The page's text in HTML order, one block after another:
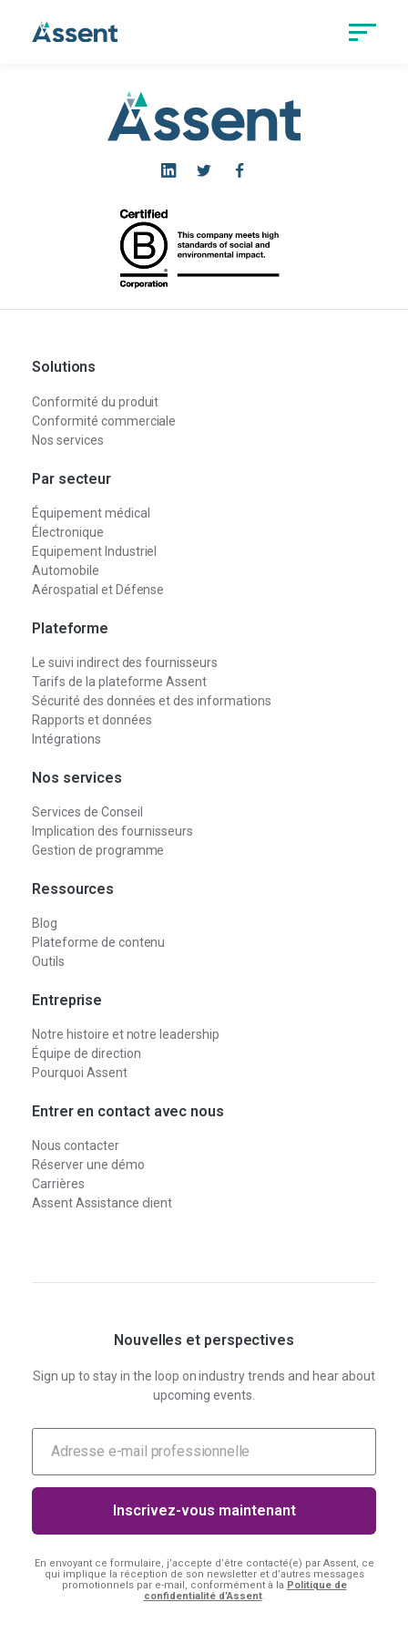
Solutions
Conformité du produit
Conformité commerciale
Nos services
Par secteur
Équipement médical
Électronique
Equipement Industriel
Automobile
Aérospatial et Défense
Plateforme
Le suivi indirect des fournisseurs
Tarifs de la plateforme Assent
Sécurité des données et des informations
Rapports et données
Intégrations
Nos services
Services de Conseil
Implication des fournisseurs
Gestion de programme
Ressources
Blog
Plateforme de contenu
Outils
Entreprise
Notre histoire et notre leadership
Équipe de direction
Pourquoi Assent
Entrer en contact avec nous
Nous contacter
Réserver une démo
Carrières
Assent Assistance client
Nouvelles et perspectives
Sign up to stay in the loop on industry trends and hear about
upcoming events.
En envoyant ce formulaire, j’accepte d’être contacté(e) par Assent, ce
qui implique la réception de son newsletter et d’autres messages
promotionnels par e-mail, conformément à la Politique de
confidentialité d’Assent.